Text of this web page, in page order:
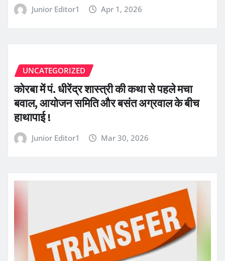
Junior Editor1 Apr 1, 2026
UNCATEGORIZED
कोरबा में पं. धीरेंद्र शास्त्री की कथा से पहले मचा
बवाल, आयोजन समिति और बसंत अग्रवाल के बीच
हाथापाई !
Junior Editor1 Mar 30, 2026